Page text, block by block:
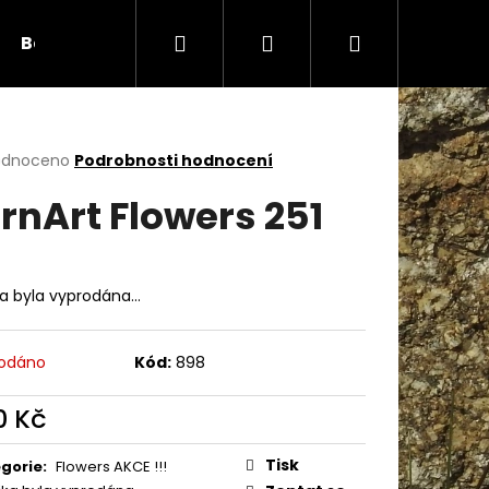
Bambule Háčky Duté vlákno
Hledat PřihlášeníNákupní
košík
Podrobnosti hodnocení
Flowers 251
byla vyprodána…
Kód: 898
Kč
: Flowers AKCE !!!
Tisk